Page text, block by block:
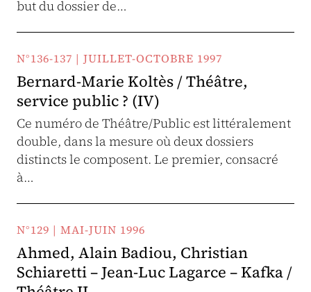
but du dossier de…
N°136-137 | JUILLET-OCTOBRE 1997
Bernard-Marie Koltès / Théâtre,
service public ? (IV)
Ce numéro de Théâtre/Public est littéralement
double, dans la mesure où deux dossiers
distincts le composent. Le premier, consacré
à…
N°129 | MAI-JUIN 1996
Ahmed, Alain Badiou, Christian
Schiaretti – Jean-Luc Lagarce – Kafka /